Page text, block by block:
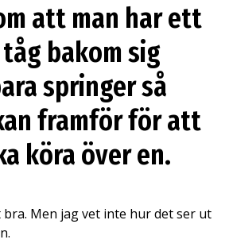
att man har ett
bakom sig
springer så
framför för att
köra över en.
Men jag vet inte hur det ser ut